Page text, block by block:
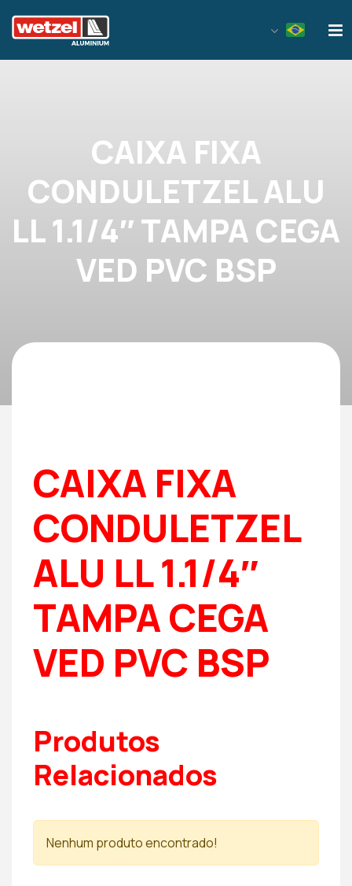
CAIXA FIXA
CONDULETZEL ALU
LL 1.1/4″ TAMPA CEGA
VED PVC BSP
CAIXA FIXA
CONDULETZEL
ALU LL 1.1/4″
TAMPA CEGA
VED PVC BSP
Produtos
Relacionados
Nenhum produto encontrado!